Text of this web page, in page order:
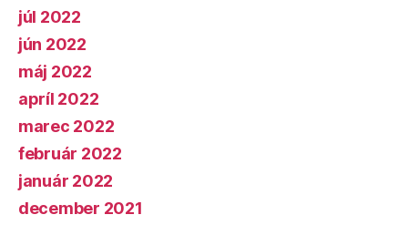
júl 2022
jún 2022
máj 2022
apríl 2022
marec 2022
február 2022
január 2022
december 2021